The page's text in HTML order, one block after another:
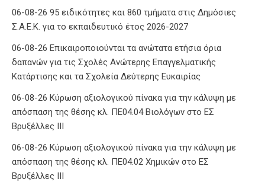
06-08-26 95 ειδικότητες και 860 τμήματα στις Δημόσιες
Σ.Α.Ε.Κ. για το εκπαιδευτικό έτος 2026-2027
06-08-26 Επικαιροποιούνται τα ανώτατα ετήσια όρια
δαπανών για τις Σχολές Ανώτερης Επαγγελματικής
Κατάρτισης και τα Σχολεία Δεύτερης Ευκαιρίας
06-08-26 Κύρωση αξιολογικού πίνακα για την κάλυψη με
απόσπαση της θέσης κλ. ΠΕ04.04 Βιολόγων στο ΕΣ
Βρυξέλλες ΙΙΙ
06-08-26 Κύρωση αξιολογικού πίνακα για την κάλυψη με
απόσπαση της θέσης κλ. ΠΕ04.02 Χημικών στο ΕΣ
Βρυξέλλες ΙΙΙ